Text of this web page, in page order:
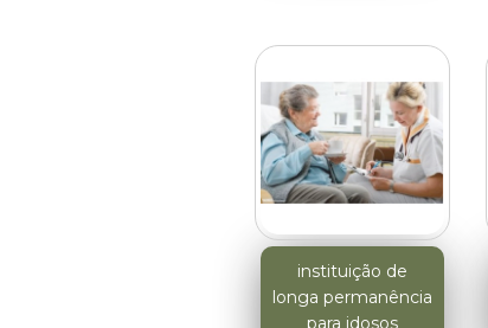
instituição de
longa permanência
para idosos